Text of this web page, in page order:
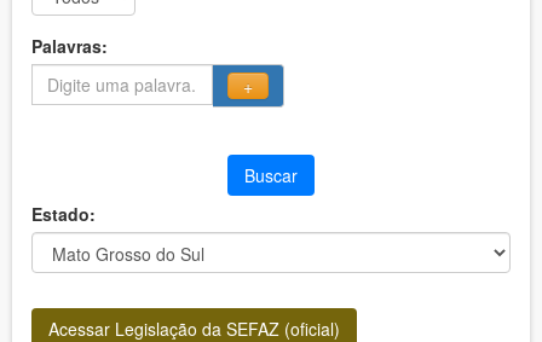
Palavras:
+
Buscar
Estado:
Acessar Legislação da SEFAZ (oficial)